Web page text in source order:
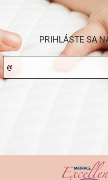
PRIHLÁSTE SA